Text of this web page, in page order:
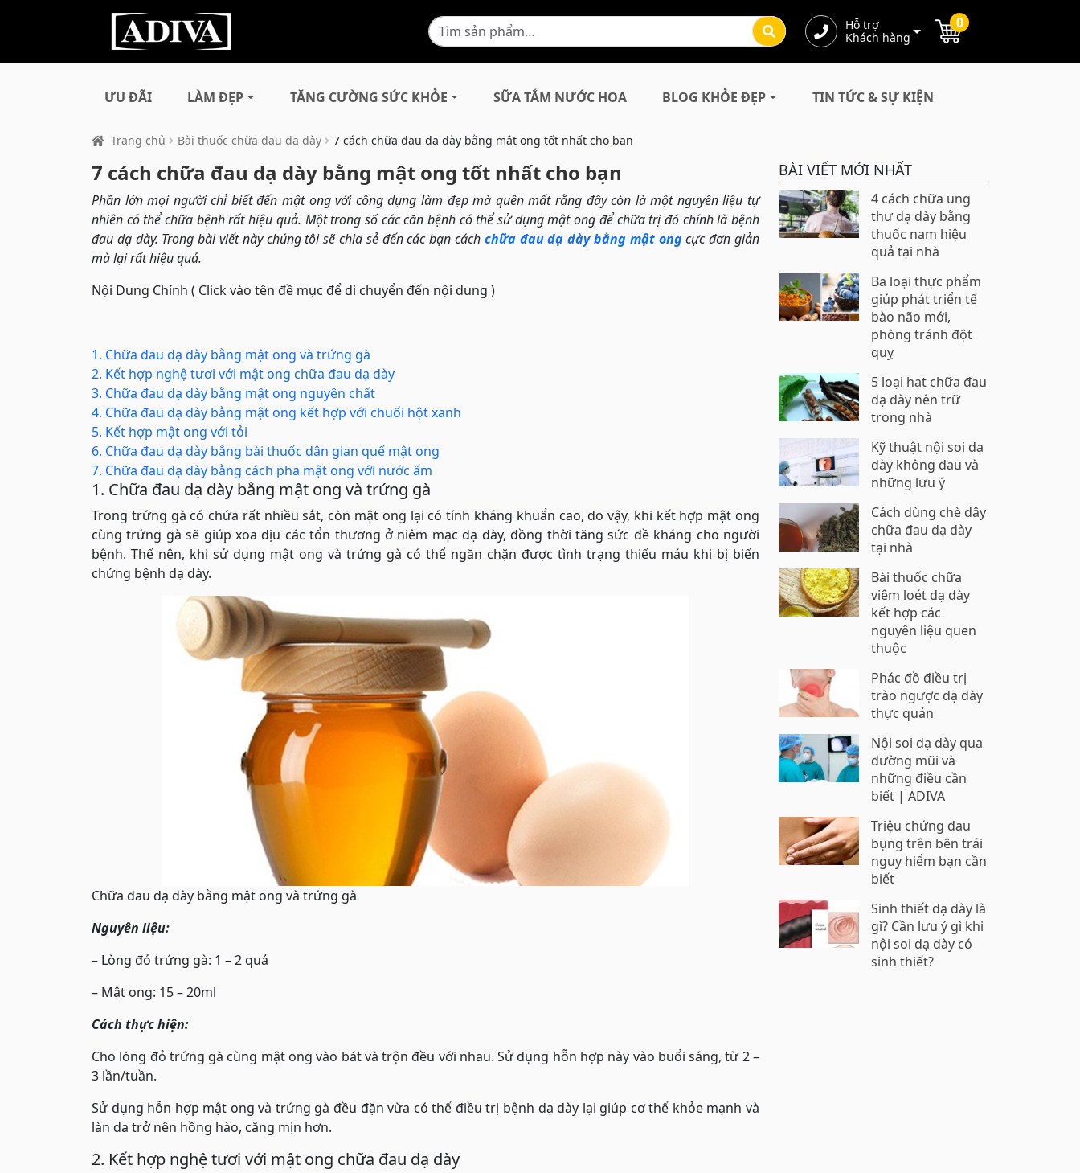
Hỗ trợ
Khách hàng
0
ƯU ĐÃI LÀM ĐẸP TĂNG CƯỜNG SỨC KHỎE SỮA TẮM NƯỚC HOA BLOG KHỎE ĐẸP TIN TỨC & SỰ KIỆN
Trang chủ Bài thuốc chữa đau dạ dày 7 cách chữa đau dạ dày bằng mật ong tốt nhất cho bạn
7 cách chữa đau dạ dày bằng mật ong tốt nhất cho bạn
Phần lớn mọi người chỉ biết đến mật ong với công dụng làm đẹp mà quên mất rằng đây còn là một nguyên liệu tự
nhiên có thể chữa bệnh rất hiệu quả. Một trong số các căn bệnh có thể sử dụng mật ong để chữa trị đó chính là bệnh
đau dạ dày. Trong bài viết này chúng tôi sẽ chia sẻ đến các bạn cách chữa đau dạ dày bằng mật ongcực đơn giản
mà lại rất hiệu quả.
Nội Dung Chính ( Click vào tên đề mục để di chuyển đến nội dung )
1. Chữa đau dạ dày bằng mật ong và trứng gà
2. Kết hợp nghệ tươi với mật ong chữa đau dạ dày
3. Chữa đau dạ dày bằng mật ong nguyên chất
4. Chữa đau dạ dày bằng mật ong kết hợp với chuối hột xanh
5. Kết hợp mật ong với tỏi
6. Chữa đau dạ dày bằng bài thuốc dân gian quế mật ong
7. Chữa đau dạ dày bằng cách pha mật ong với nước ấm
1. Chữa đau dạ dày bằng mật ong và trứng gà
Trong trứng gà có chứa rất nhiều sắt, còn mật ong lại có tính kháng khuẩn cao, do vậy, khi kết hợp mật ong
cùng trứng gà sẽ giúp xoa dịu các tổn thương ở niêm mạc dạ dày, đồng thời tăng sức đề kháng cho người
bệnh. Thế nên, khi sử dụng mật ong và trứng gà có thể ngăn chặn được tình trạng thiếu máu khi bị biến
chứng bệnh dạ dày.
Chữa đau dạ dày bằng mật ong và trứng gà
Nguyên liệu:
– Lòng đỏ trứng gà: 1 – 2 quả
– Mật ong: 15 – 20ml
Cách thực hiện:
Cho lòng đỏ trứng gà cùng mật ong vào bát và trộn đều với nhau. Sử dụng hỗn hợp này vào buổi sáng, từ 2 –
3 lần/tuần.
Sử dụng hỗn hợp mật ong và trứng gà đều đặn vừa có thể điều trị bệnh dạ dày lại giúp cơ thể khỏe mạnh và
làn da trở nên hồng hào, căng mịn hơn.
2. Kết hợp nghệ tươi với mật ong chữa đau dạ dày
BÀI VIẾT MỚI NHẤT
4 cách chữa ung
thư dạ dày bằng
thuốc nam hiệu
quả tại nhà
Ba loại thực phẩm
giúp phát triển tế
bào não mới,
phòng tránh đột
quỵ
5 loại hạt chữa đau
dạ dày nên trữ
trong nhà
Kỹ thuật nội soi dạ
dày không đau và
những lưu ý
Cách dùng chè dây
chữa đau dạ dày
tại nhà
Bài thuốc chữa
viêm loét dạ dày
kết hợp các
nguyên liệu quen
thuộc
Phác đồ điều trị
trào ngược dạ dày
thực quản
Nội soi dạ dày qua
đường mũi và
những điều cần
biết | ADIVA
Triệu chứng đau
bụng trên bên trái
nguy hiểm bạn cần
biết
Sinh thiết dạ dày là
gì? Cần lưu ý gì khi
nội soi dạ dày có
sinh thiết?